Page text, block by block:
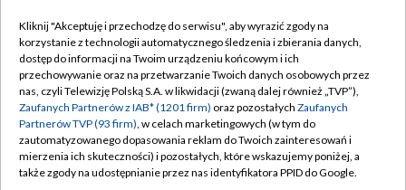
TVP
Abonament TVP
Emisja w TVP
Centrum informacji TVP
Naziemna Telewizja Cyfrowa
Regulamin TVP
Polityka prywatności
Moje zgody
Pomoc
Kliknij "Akceptuję i przechodzę do serwisu", aby wyrazić zgody na
korzystanie z technologii automatycznego śledzenia i zbierania danych,
dostęp do informacji na Twoim urządzeniu końcowym i ich
przechowywanie oraz na przetwarzanie Twoich danych osobowych przez
nas, czyli Telewizję Polską S.A. w likwidacji (zwaną dalej również „TVP”),
Zaufanych Partnerów z IAB* (1201 firm) oraz pozostałych Zaufanych
Partnerów TVP (93 firm), w celach marketingowych (w tym do
zautomatyzowanego dopasowania reklam do Twoich zainteresowań i
mierzenia ich skuteczności) i pozostałych, które wskazujemy poniżej, a
także zgody na udostępnianie przez nas identyfikatora PPID do Google.